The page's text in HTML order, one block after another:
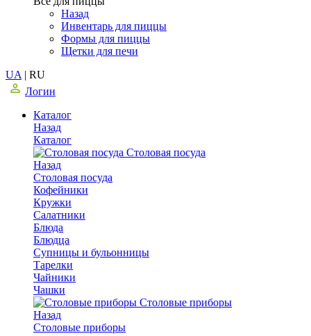
Назад
Инвентарь для пиццы
Формы для пиццы
Щетки для печи
UA | RU
Логин
Каталог
Назад
Каталог
Столовая посуда
Назад
Столовая посуда
Кофейники
Кружки
Салатники
Блюда
Блюдца
Супницы и бульонницы
Тарелки
Чайники
Чашки
Cтоловые приборы
Назад
Cтоловые приборы